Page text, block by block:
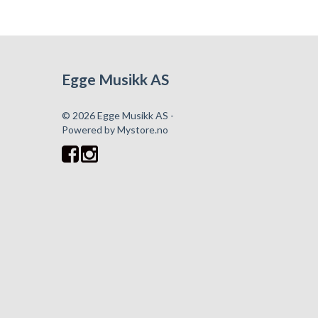
Egge Musikk AS
© 2026 Egge Musikk AS -
Powered byMystore.no